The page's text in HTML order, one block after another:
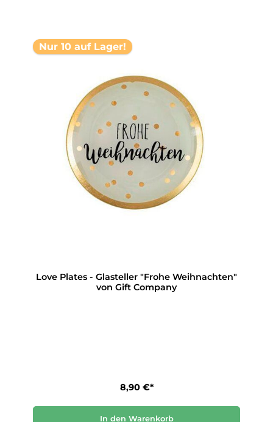
Nur 10 auf Lager!
Love Plates - Glasteller "Frohe Weihnachten"
von Gift Company
8,90 €*
In den Warenkorb